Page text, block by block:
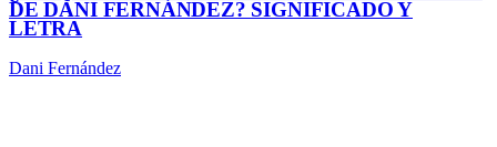
DE DANI FERNÁNDEZ? SIGNIFICADO Y
LETRA
Dani Fernández